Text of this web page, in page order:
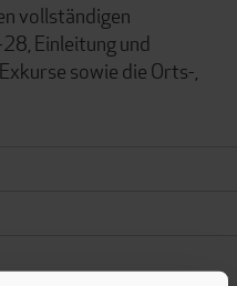
vollständigen
Einleitung und
sowie die Orts-,